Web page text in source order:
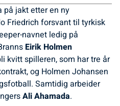
på jakt etter en ny
Friedrich forsvant til tyrkisk
navnet ledig på
Eirik Holmen
kvitt spilleren, som har tre år
og Holmen Johansen
Samtidig arbeider
Ali Ahamada.